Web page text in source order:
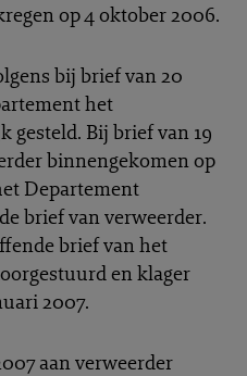
op 4 oktober 2006.
bij brief van 20
het
gesteld. Bij brief van 19
binnengekomen op
Departement
brief van verweerder.
brief van het
en klager
2007.
aan verweerder